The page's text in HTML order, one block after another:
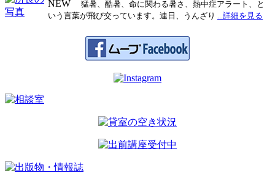
NEW
猛暑、酷暑、命に関わる暑さ、熱中症アラート、と
いう言葉が飛び交っています。連日、うんざり ...詳細を見る